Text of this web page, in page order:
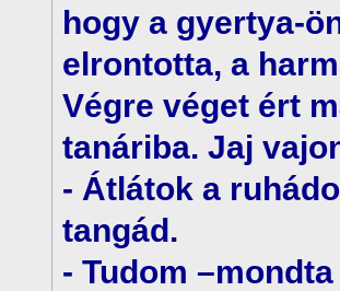
hogy a gyertya-
elrontotta, a
Végre véget ért
tanáriba. Jaj
- Átlátok a
tangád.
- Tudom